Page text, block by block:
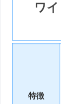
ワ
特徴